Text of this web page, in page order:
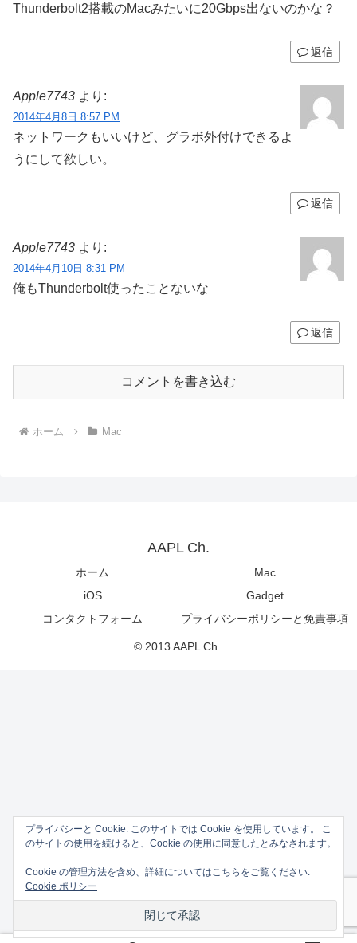
Thunderbolt2搭載のMacみたいに20Gbps出ないのかな？
返信
Apple7743 より:
2014年4月8日 8:57 PM
ネットワークもいいけど、グラボ外付けできるよ
うにして欲しい。
返信
Apple7743 より:
2014年4月10日 8:31 PM
俺もThunderbolt使ったことないな
返信
コメントを書き込む
ホーム Mac
AAPL Ch.
ホーム
Mac
iOS
Gadget
コンタクトフォーム
プライバシーポリシーと免責事項
© 2013 AAPL Ch..
プライバシーと Cookie: このサイトでは Cookie を使用しています。 こ
のサイトの使用を続けると、Cookie の使用に同意したとみなされます。
Cookie の管理方法を含め、詳細についてはこちらをご覧ください:
Cookie ポリシー